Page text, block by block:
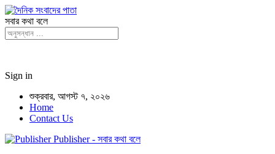
সবার কথা বলে
Sign in
শুক্রবার, আগস্ট ৭, ২০২৬
Home
Contact Us
Publisher - সবার কথা বলে